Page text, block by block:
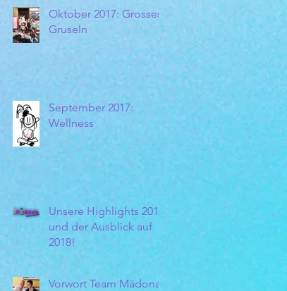
Oktober 2017: Grosses
Gruseln
September 2017:
Wellness
Unsere Highlights 2017
und der Ausblick auf
2018!
Vorwort Team Mädona